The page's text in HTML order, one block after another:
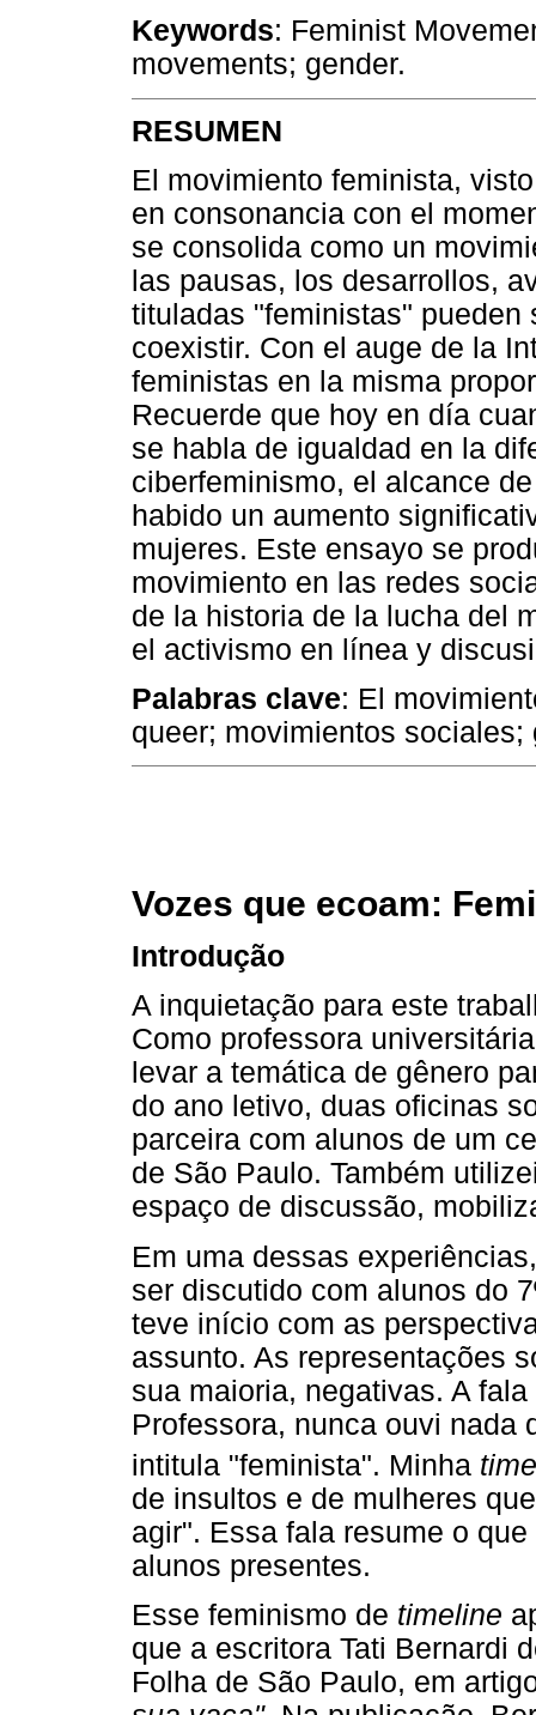
Keywords: Feminist
movements; gender.
RESUMEN
El movimiento feminista,
en consonancia con el
se consolida como un
las pausas, los desarrollos,
tituladas "feministas"
coexistir. Con el auge de la
feministas en la misma
Recuerde que hoy en día
se habla de igualdad en la
ciberfeminismo, el alcance
habido un aumento
mujeres. Este ensayo se
movimiento en las redes
de la historia de la lucha del
el activismo en línea y
Palabras clave: El
queer; movimientos sociales;
Vozes que ecoam:
Introdução
A inquietação para este
Como professora
levar a temática de gênero
do ano letivo, duas oficinas
parceira com alunos de um
de São Paulo. Também
espaço de discussão,
Em uma dessas
ser discutido com alunos do
teve início com as
assunto. As representações
sua maioria, negativas. A
Professora, nunca ouvi nada
intitula "feminista". Minha
de insultos e de mulheres
agir". Essa fala resume o
alunos presentes.
Esse feminismo de timeline
que a escritora Tati Bernardi
Folha de São Paulo, em